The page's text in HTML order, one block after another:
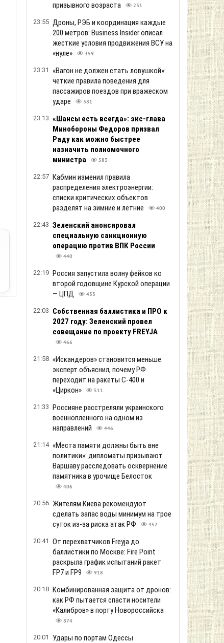
призывного возраста
231
23:55 Дроны, РЭБ и координация каждые
200 метров: Business Insider описал
жесткие условия продвижения ВСУ на
«нуле»
359
23:31
«Вагон не должен стать ловушкой»:
четкие правила поведения для
пассажиров поездов при вражеском
ударе
381
23:13 «Шансы есть всегда»: экс-глава
Минобороны Федоров призвал
Раду как можно быстрее
назначить полномочного
министра
583
22:57 Кабмин изменил правила
распределения электроэнергии:
списки критических объектов
разделят на зимние и летние
400
22:43 Зеленский анонсировал
специальную санкционную
операцию против ВПК России
440
22:19 Россия запустила волну фейков ко
второй годовщине Курской операции
— ЦПД
433
22:03 Собственная баллистика и ПРО к
2027 году: Зеленский провел
совещание по проекту FREYJA
466
21:58 «Искандеров» становится меньше:
эксперт объяснил, почему РФ
переходит на ракеты С-400 и
«Циркон»
511
21:33 Россияне расстреляли украинского
военнопленного на одном из
направлений
446
21:14 «Места памяти должны быть вне
политики»: дипломаты призывают
Варшаву расследовать осквернение
памятника в урочище Белосток
406
20:56 Жителям Киева рекомендуют
сделать запас воды минимум на трое
суток из-за риска атак РФ
452
20:41 От перехватчиков Freyja до
баллистики по Москве: Fire Point
раскрыла график испытаний ракет
FP7 и FP9
918
20:18 Комбинированная защита от дронов:
как РФ пытается спасти носители
«Калибров» в порту Новороссийска
874
20:01
Удары по портам Одессы